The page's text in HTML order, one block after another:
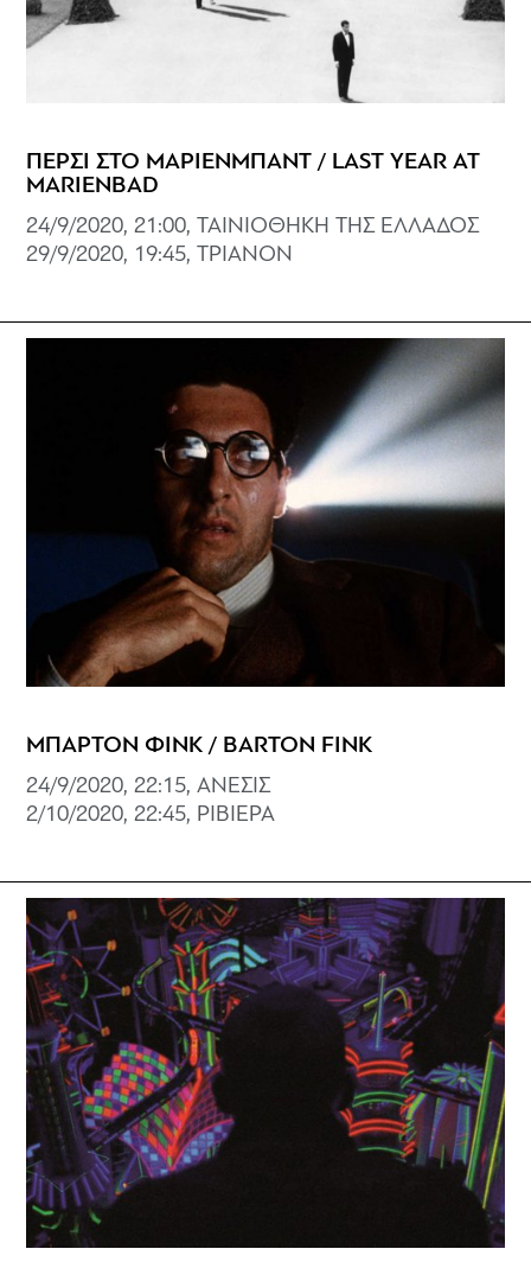
ΠΕΡΣΙ ΣΤΟ ΜΑΡΙΕΝΜΠΑΝΤ / LAST YEAR AT
MARIENBAD
24/9/2020, 21:00, ΤΑΙΝΙΟΘΗΚΗ ΤΗΣ ΕΛΛΑΔΟΣ
29/9/2020, 19:45, ΤΡΙΑΝΟΝ
ΜΠΑΡΤΟΝ ΦΙΝΚ / BARTON FINK
24/9/2020, 22:15, ΑΝΕΣΙΣ
2/10/2020, 22:45, ΡΙΒΙΕΡΑ